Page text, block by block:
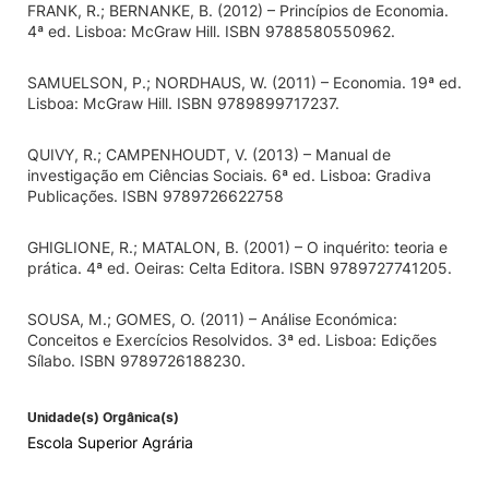
FRANK, R.; BERNANKE, B. (2012) – Princípios de Economia.
4ª ed. Lisboa: McGraw Hill. ISBN 9788580550962.
SAMUELSON, P.; NORDHAUS, W. (2011) – Economia. 19ª ed.
Lisboa: McGraw Hill. ISBN 9789899717237.
QUIVY, R.; CAMPENHOUDT, V. (2013) – Manual de
investigação em Ciências Sociais. 6ª ed. Lisboa: Gradiva
Publicações. ISBN 9789726622758
GHIGLIONE, R.; MATALON, B. (2001) – O inquérito: teoria e
prática. 4ª ed. Oeiras: Celta Editora. ISBN 9789727741205.
SOUSA, M.; GOMES, O. (2011) – Análise Económica:
Conceitos e Exercícios Resolvidos. 3ª ed. Lisboa: Edições
Sílabo. ISBN 9789726188230.
Unidade(s) Orgânica(s)
Escola Superior Agrária